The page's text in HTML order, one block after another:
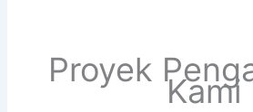
Proyek
Kami